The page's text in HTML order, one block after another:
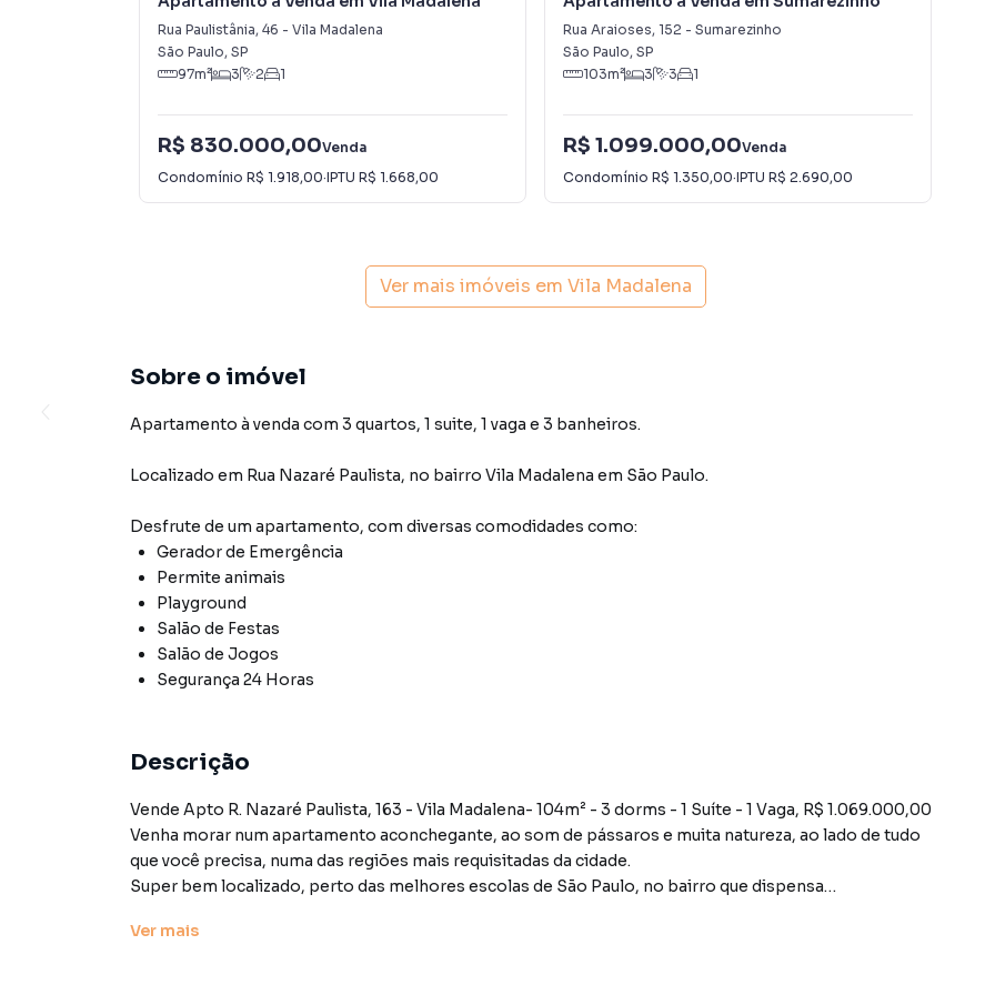
Rua Paulistânia, 46 - Vila Madalena
São Paulo, SP
97m² 3 2 1
R$ 830.000,00Venda
Condomínio R$ 1.918,00·IPTU R$ 1.668,00
Rua Araioses, 152 - Sumarezinho
São Paulo, SP
103m² 3 3 1
R$ 1.099.000,00Venda
Condomínio R$ 1.350,00·IPTU R$ 2.690,00
Ver mais imóveis em Vila Madalena
Sobre o imóvel
Apartamento à venda com 3 quartos, 1 suite, 1 vaga e 3 banheiros.
Localizado em Rua Nazaré Paulista, no bairro Vila Madalena em São Paulo.
Desfrute de um apartamento, com diversas comodidades como:
Gerador de Emergência
Permite animais
Playground
Salão de Festas
Salão de Jogos
Segurança 24 Horas
Descrição
Vende Apto R. Nazaré Paulista, 163 - Vila Madalena- 104m² - 3 dorms - 1 Suíte - 1 Vaga, R$ 1.069.000,00
Venha morar num apartamento aconchegante, ao som de pássaros e muita natureza, ao lado de tudo
que você precisa, numa das regiões mais requisitadas da cidade.
Super bem localizado, perto das melhores escolas de São Paulo, no bairro que dispensa
Se você procura um novo lar com o sucesso de ruas calmas, na região mais arborizada, rodeada de
Ver mais